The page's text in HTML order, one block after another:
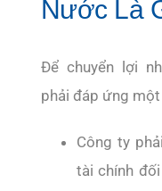
Nước Là
Để chuyển lợi
phải đáp ứng
Công ty
tài chính